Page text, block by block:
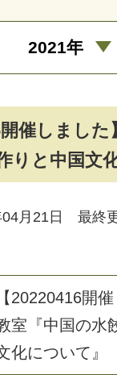
開催しまし
りと中国文
月21日 最終
【20220416開催
室 『中 国の水
化について 』
2021年